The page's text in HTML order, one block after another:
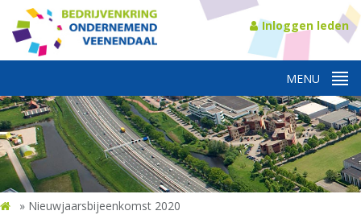
Inloggen leden
» Nieuwjaarsbijeenkomst 2020